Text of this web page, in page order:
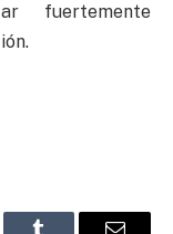
fuertemente